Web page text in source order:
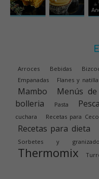
Arroces Bebidas
Empanadas Flanes y
Mambo Menús
bolleria
Pasta
cuchara
Recetas para
Recetas para dieta
Sorbetes y
Thermomix